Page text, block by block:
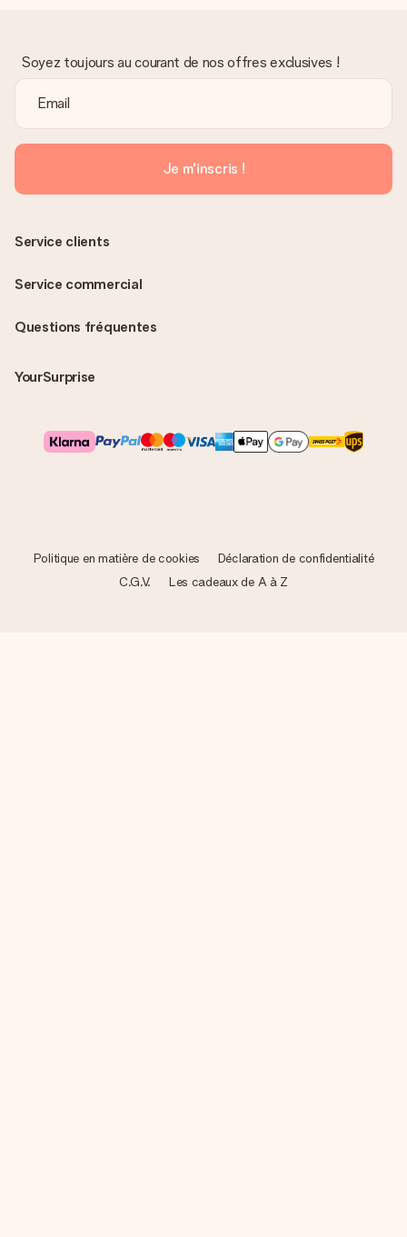
Soyez toujours au courant de nos offres exclusives !
Je m'inscris !
Questions fréquentes
YourSurprise
Service clients
Service commercial
Politique en matière de cookies
Déclaration de confidentialité
C.G.V.
Les cadeaux de A à Z